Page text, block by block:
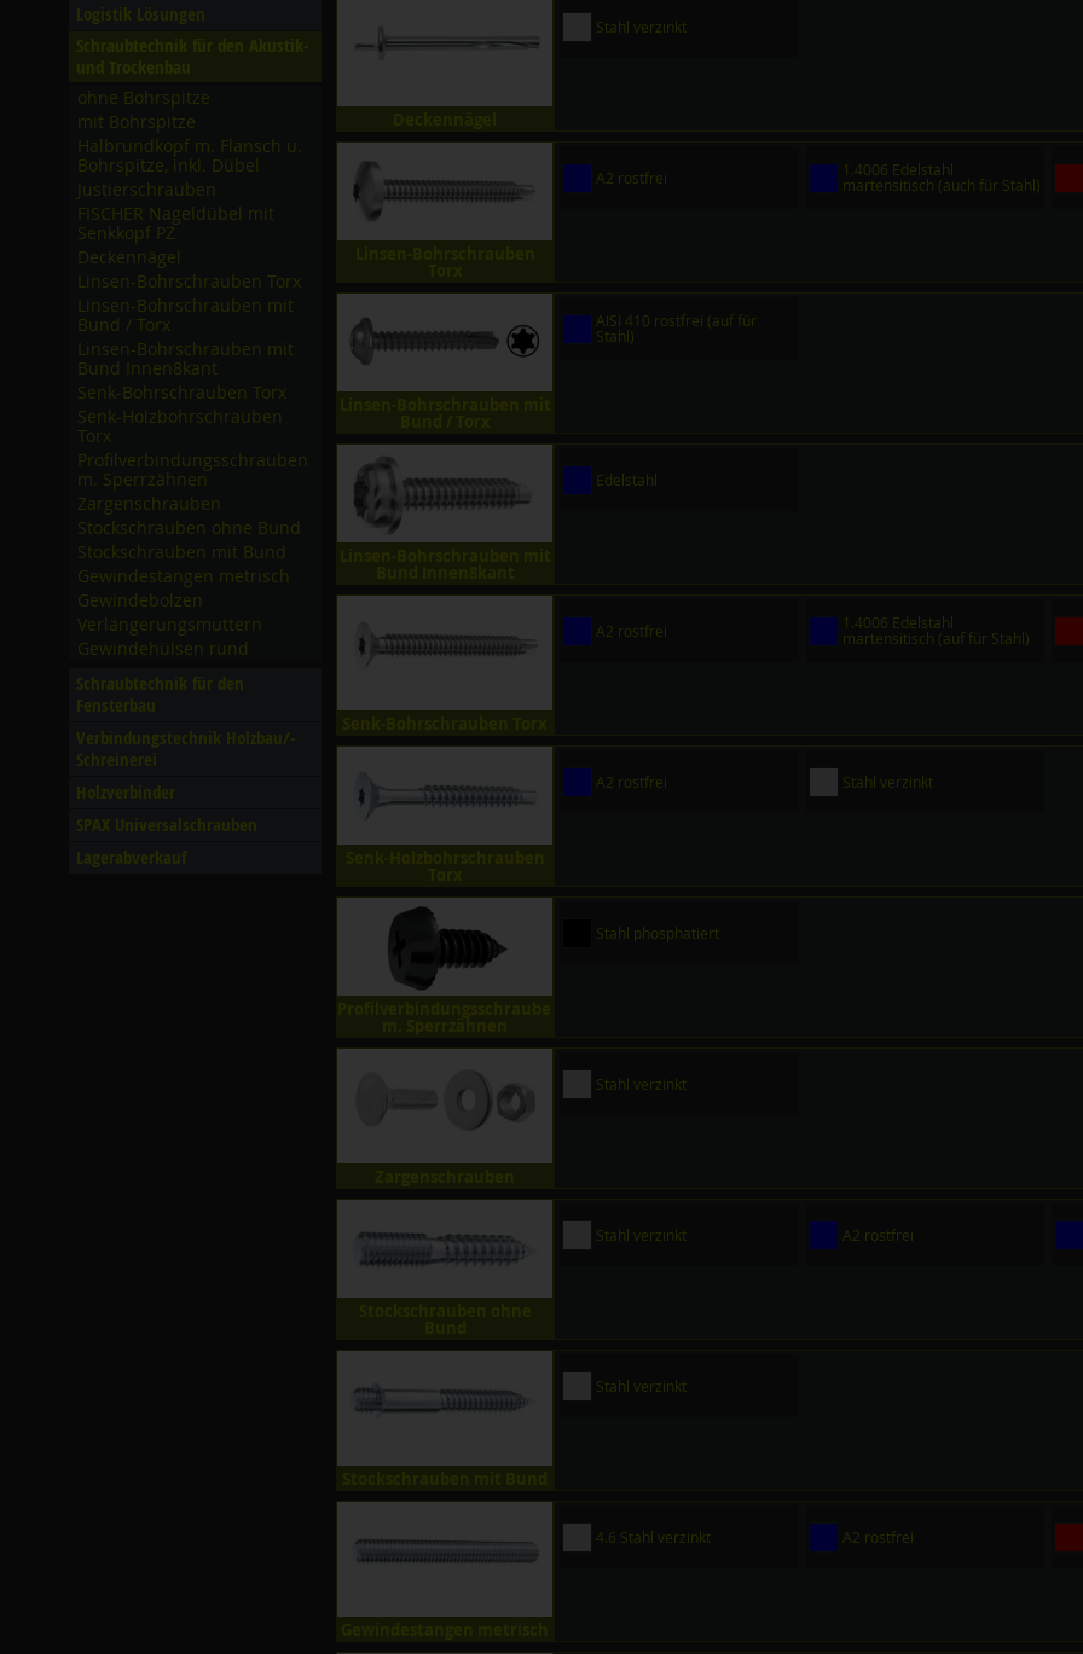
Logistik Lösungen
ohne Bohrspitze
mit Bohrspitze
Halbrundkopf m. Flansch u.
Bohrspitze, inkl. Dübel
Justierschrauben
FISCHER Nageldübel mit
Senkkopf PZ
Deckennägel
Linsen-Bohrschrauben Torx
Linsen-Bohrschrauben mit
Bund /­ Torx
Linsen-Bohrschrauben mit
Bund Innen8kant
Senk-Bohrschrauben Torx
Senk-Holzbohrschrauben
Torx
Profilverbindungsschrauben
m. Sperrzähnen
Zargenschrauben
Stockschrauben ohne Bund
Stockschrauben mit Bund
Gewindestangen metrisch
Gewindebolzen
Verlängerungsmuttern
Gewindehülsen rund
Schraubtechnik für den
Fensterbau
Verbindungstechnik Holzbau/­
Schreinerei
Holzverbinder
SPAX Universalschrauben
Lagerabverkauf
Stahl verzinkt
A2 rostfrei
1.4006 Edelstahl
martensitisch (auch für Stahl)
AISI 410 rostfrei (auf für
Stahl)
Edelstahl
A2 rostfrei
1.4006 Edelstahl
martensitisch (auf für Stahl)
A2 rostfrei Stahl verzinkt
Stahl phosphatiert
Stahl verzinkt
Stahl verzinkt A2 rostfrei
Stahl verzinkt
4.6 Stahl verzinkt A2 rostfrei